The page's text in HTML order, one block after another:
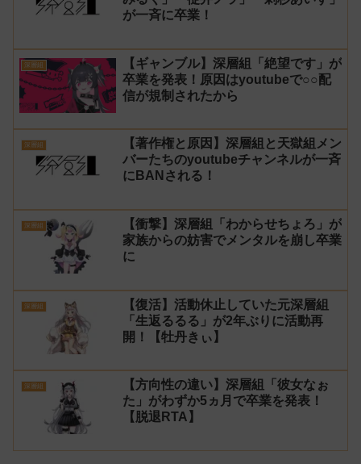
が一斉に卒業！
深層組
【ギャンブル】深層組「絶望です」が
卒業を発表！原因はyoutubeで○○配
信が規制されたから
深層組
【著作権と原因】深層組と天獄組メン
バーたちのyoutubeチャンネルが一斉
にBANされる！
深層組
【衝撃】深層組「わからせちょろ」が
家族からの妨害でメンタルを崩し卒業
に
深層組
【復活】活動休止していた元深層組
「生返るるる」が2年ぶりに活動再
開！【牡丹きぃ】
深層組
【方向性の違い】深層組「彼女なぉ
た」がわずか5ヵ月で卒業を発表！
【脱退RTA】